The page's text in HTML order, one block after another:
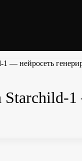
1 — нейросеть
Starchild-